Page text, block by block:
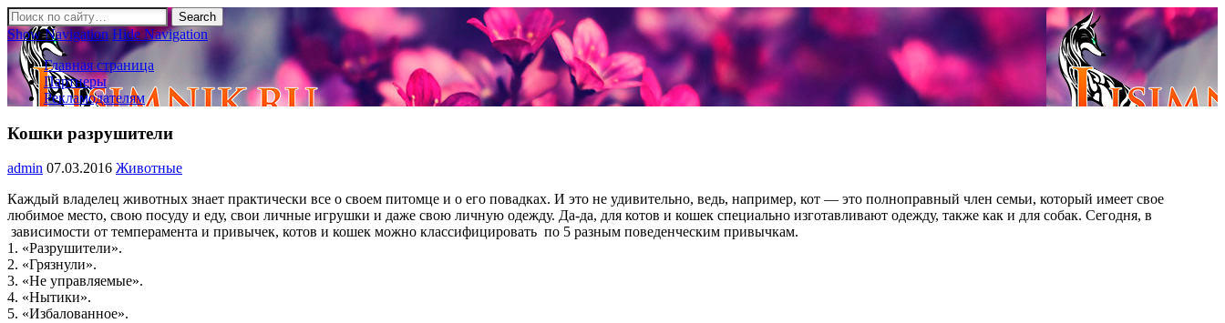
Show Navigation Hide Navigation
Главная страница
Партнеры
Рекламодателям
Кошки разрушители
admin 07.03.2016 Животные
Каждый владелец животных знает практически все о своем питомце и о его повадках. И это не удивительно, ведь, например, кот — это полноправный член семьи, который имеет свое
любимое место, свою посуду и еду, свои личные игрушки и даже свою личную одежду. Да-да, для котов и кошек специально изготавливают одежду, также как и для собак. Сегодня, в
зависимости от темперамента и привычек, котов и кошек можно классифицировать по 5 разным поведенческим привычкам.
1. «Разрушители».
2. «Грязнули».
3. «Не управляемые».
4. «Нытики».
5. «Избалованное».